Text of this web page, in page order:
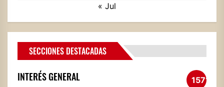
« Jul
SECCIONES DESTACADAS
INTERÉS GENERAL 1571